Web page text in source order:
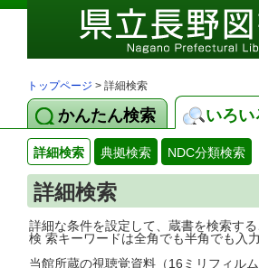
トップページ > 詳細検索
かんたん検索 いろい
詳細検索 典拠検索 NDC分類検索
詳細検索
詳細な条件を設定して、蔵書を検索する
検 索キーワードは全角でも半角でも入力
当館所蔵の視聴覚資料（16ミリフィル